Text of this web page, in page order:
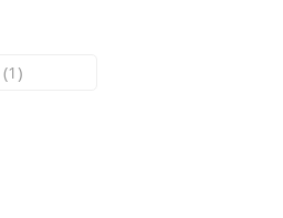
(1)